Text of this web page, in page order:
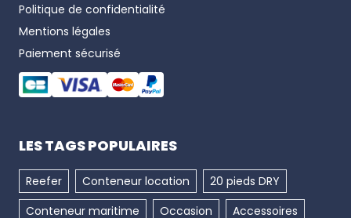
Politique de confidentialité
Mentions légales
Paiement sécurisé
LES TAGS POPULAIRES
Reefer Conteneur location
20 pieds DRY
Conteneur maritime
Occasion Accessoires